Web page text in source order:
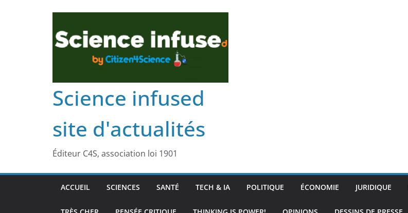
Science infused
site d'actualités
Éditeur C4S, association loi 1901
ACCUEIL SCIENCES SANTÉ TECH & IA POLITIQUE ÉCONOMIE JURIDIQUE